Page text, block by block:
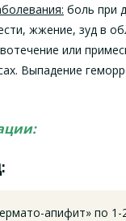
боль при
жжение, зуд в
или
Выпадение
апифит» по 1-